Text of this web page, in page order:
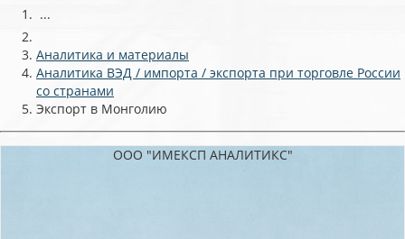
...
Аналитика и материалы
Аналитика ВЭД / импорта / экспорта при торговле России
со странами
Экспорт в Монголию
ООО "ИМЕКСП АНАЛИТИКС"